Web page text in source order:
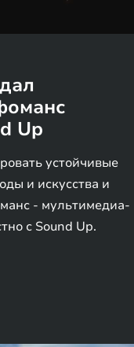
Up
устойчивые
и искусства и
- мультимедиа-
с Sound Up.